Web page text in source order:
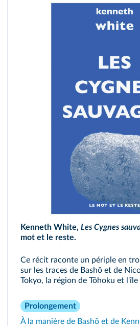
Kenneth White, Les Cygnes
mot et le reste.
Ce récit raconte un périple en
sur les traces de Bashō et de
Tokyo, la région de Tōhoku et
Prolongement
À la manière de Bashō et de